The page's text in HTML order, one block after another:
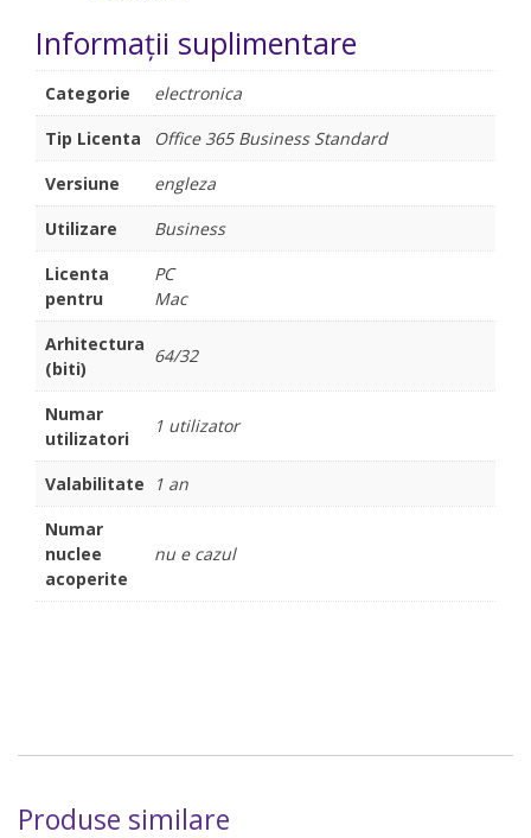
Informații suplimentare
Categorie
electronica
Tip Licenta
Office 365 Business Standard
Versiune
engleza
Utilizare
Business
Licenta
pentru
PC
Mac
Arhitectura
(biti)
64/32
Numar
utilizatori
1 utilizator
Valabilitate
1 an
Numar
nuclee
acoperite
nu e cazul
Produse similare